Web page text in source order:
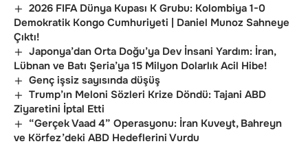
2026 FIFA Dünya Kupası K Grubu: Kolombiya 1-0
Demokratik Kongo Cumhuriyeti | Daniel Munoz Sahneye
Çıktı!
Japonya’dan Orta Doğu’ya Dev İnsani Yardım: İran,
Lübnan ve Batı Şeria’ya 15 Milyon Dolarlık Acil Hibe!
Genç işsiz sayısında düşüş
Trump’ın Meloni Sözleri Krize Döndü: Tajani ABD
Ziyaretini İptal Etti
“Gerçek Vaad 4” Operasyonu: İran Kuveyt, Bahreyn
ve Körfez’deki ABD Hedeflerini Vurdu